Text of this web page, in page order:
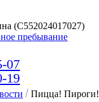
(C552024017027)
пребывание
07
19
Пицца! Пироги!